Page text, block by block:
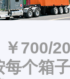
700/
每个箱